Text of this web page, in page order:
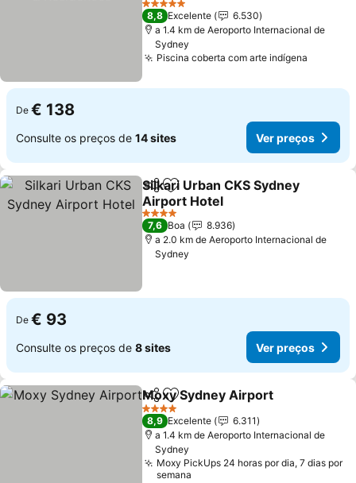
5 Estrelas
8,8 Excelente
6.530
a 1.4 km de Aeroporto Internacional de
Sydney
Piscina coberta com arte indígena
De € 138
Consulte os preços de 14 sites Ver preços
PartilharAdicionar aos favoritos
Silkari Urban CKS Sydney
Airport Hotel
4 Estrelas
7,6 Boa
8.936
a 2.0 km de Aeroporto Internacional de
Sydney
De € 93
Consulte os preços de 8 sites Ver preços
PartilharAdicionar aos favoritos
Moxy Sydney Airport
4 Estrelas
8,9 Excelente
6.311
a 1.4 km de Aeroporto Internacional de
Sydney
Moxy PickUps 24 horas por dia, 7 dias por
semana